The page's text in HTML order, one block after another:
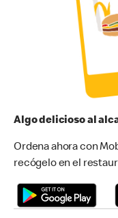
Algo delicioso al
Ordena ahora con
recógelo en el